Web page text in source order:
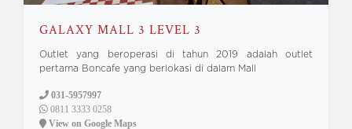
GALAXY MALL 3 LEVEL 3
Outlet yang beroperasi di tahun 2019 adalah outlet
pertama Boncafe yang berlokasi di dalam Mall
031-5957997
0811 3333 0258
View on Google Maps